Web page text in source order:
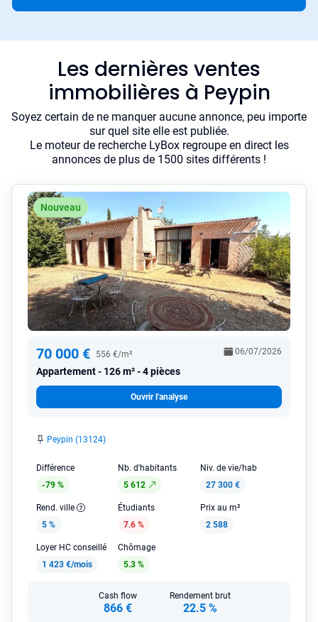
Les dernières ventes
immobilières à Peypin
Soyez certain de ne manquer aucune annonce, peu importe
sur quel site elle est publiée.
Le moteur de recherche LyBox regroupe en direct les
annonces de plus de 1500 sites différents !
Nouveau
70 000 € 556 €/m²
Appartement 126 m² - 4 pièces
06/07/2026
Ouvrir l'analyse
Peypin (13124)
Différence
-79 %
Nb. d'habitants
5 612
Niv. de vie/hab
27 300 €
Rend. ville
5 %
Étudiants
7.6 %
Prix au m²
2 588
Loyer HC conseillé
1 423 €/mois
Chômage
5.3 %
Cash flow
866 €
Rendement brut
22.5 %